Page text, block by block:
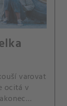
varovat
ocitá v